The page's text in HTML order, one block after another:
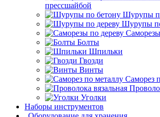
прессшайбой
Шурупы
Шурупы
Болты
Шпильки
Гвозди
Винты
Саморез
Уголки
Наборы инструментов